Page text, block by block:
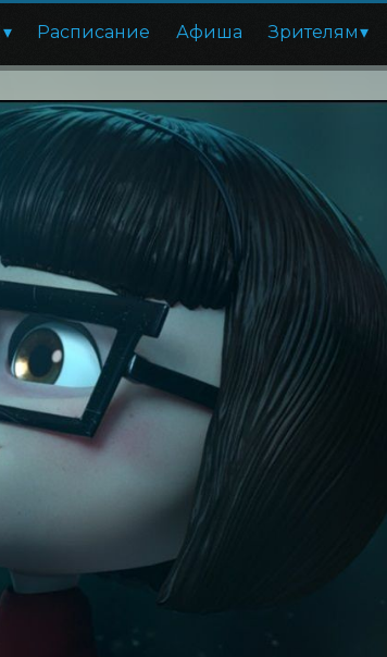
Расписание Афиша Зрителям